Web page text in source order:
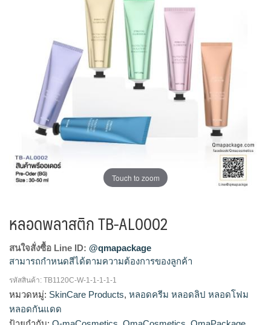
Touch to zoom
หลอดพลาสติก TB-AL0002
สนใจสั่งซื้อ Line ID: @qmapackage
สามารถกำหนดสีได้ตามความต้องการของลูกค้า
โรงงานผลิตหลอดโฟม,รับผลิตหลอดโฟม,จำหน่ายหลอด
โฟม,ขายส่งหลอดโฟม,ร้านขายหลอดโฟม,โรงงานผลิตหลอด
ลิป,ขายส่งหลอดลิป,รับผลิตหลอดลิป,จำหน่ายหลอดลิป,โรงงาน
รหัสสินค้า: TB1120C-W-1-1-1-1-1
หมวดหมู่: SkinCare Products, หลอดครีม หลอดลิป หลอดโฟม
หลอดกันแดด